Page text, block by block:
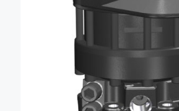
AJOUTER AU PANIER